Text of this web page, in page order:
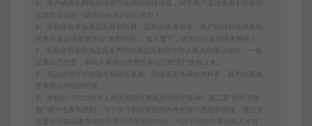
5、用户使用本网站必须遵守使用的法律法规，对于用户违法使用本站非法
6、本站所有资源来自互联网转载，版权归原著所有，用户访问和使用本站
的条件是必须接受本站“免责申明”，如不遵守，请勿访问或使用本网站！
7、本站使用者因为违反本声明的规定而触犯中华人民共和国法律的，一切
后果自己负责，本站不承担任何责任本站已经进行告知义务。
8、凡以任何方式登陆本网站或直接、间接使用本网站资料者，视为自愿接
受本网站声明的约束。
9、本站以《2013中华人民共和国计算机软件保护条例》第二章"软件菩作
权” 第十七条为原则：为了学习和研究软件内含的设计思想和原理，通过安
装显示传输或者存储软件等方式使用软件的，可以不经软件著作权人许可，